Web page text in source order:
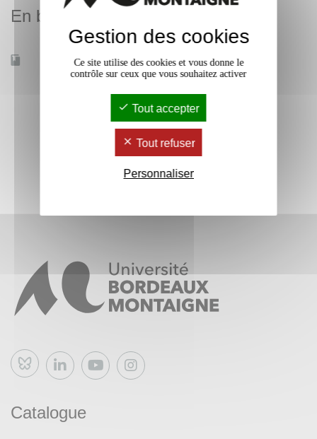
En bref
Accessible à distance Non
Bluesky
Catalogue
Gestion des cookies
Ce site utilise des cookies et vous donne le
contrôle sur ceux que vous souhaitez activer
Tout accepter
Tout refuser
Personnaliser